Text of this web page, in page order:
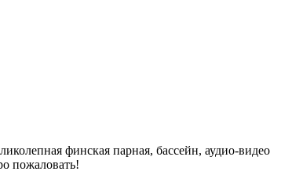
финская парная, бассейн, аудио-видео
пожаловать!